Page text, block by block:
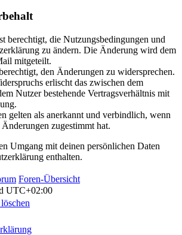
berechtigt, die Nutzungsbedingungen und
zu ändern. Die Änderung wird dem
mitgeteilt.
den Änderungen zu widersprechen.
erlischt das zwischen dem
Nutzer bestehende Vertragsverhältnis mit
gelten als anerkannt und verbindlich, wenn
zugestimmt hat.
Umgang mit deinen persönlichen Daten
enthalten.
Foren-Übersicht
UTC+02:00